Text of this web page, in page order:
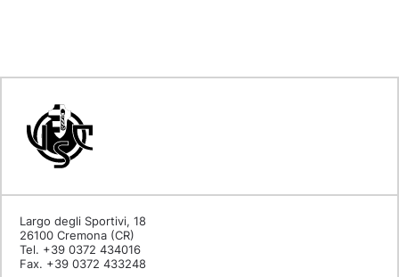
Largo degli Sportivi, 18
26100 Cremona (CR)
Tel. +39 0372 434016
Fax. +39 0372 433248